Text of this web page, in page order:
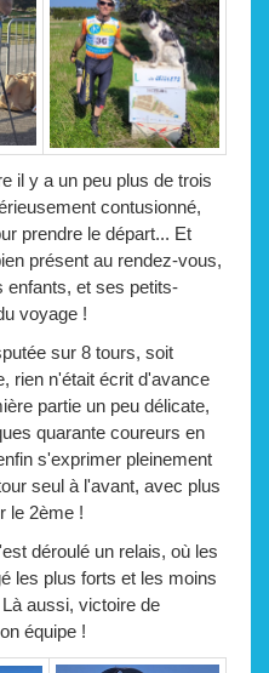
il y a un peu plus de trois
contusionné,
prendre le départ... Et
présent au rendez-vous,
enfants, et ses petits-
voyage !
sur 8 tours, soit
rien n'était écrit d'avance
partie un peu délicate,
quarante coureurs en
s'exprimer pleinement
seul à l'avant, avec plus
le 2ème !
déroulé un relais, où les
les plus forts et les moins
aussi, victoire de
équipe !